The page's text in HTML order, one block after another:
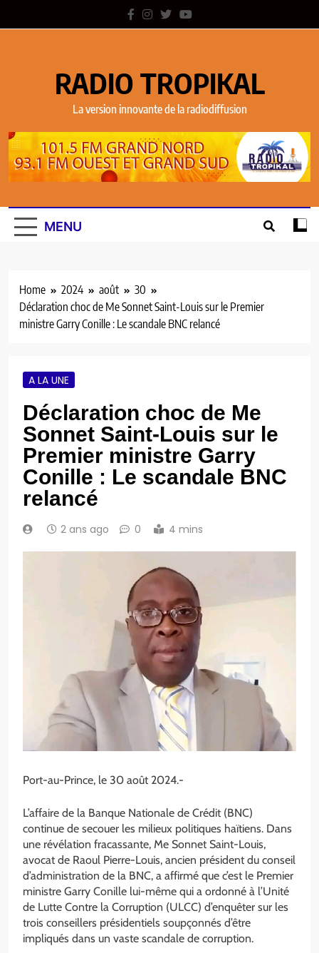
RADIO TROPIKAL
La version innovante de la radiodiffusion
MENU
Home 2024 août
30
Déclaration choc de Me Sonnet Saint-Louis sur le Premier
ministre Garry Conille : Le scandale BNC relancé
A LA UNE
Déclaration choc de Me
Sonnet Saint-Louis sur le
Premier ministre Garry
Conille : Le scandale BNC
relancé
2 ans ago 0 4 mins
Port-au-Prince, le 30 août 2024.-
L’affaire de la Banque Nationale de Crédit (BNC)
continue de secouer les milieux politiques haïtiens. Dans
une révélation fracassante, Me Sonnet Saint-Louis,
avocat de Raoul Pierre-Louis, ancien président du conseil
d’administration de la BNC, a affirmé que c’est le Premier
ministre Garry Conille lui-même qui a ordonné à l’Unité
de Lutte Contre la Corruption (ULCC) d’enquêter sur les
trois conseillers présidentiels soupçonnés d’être
impliqués dans un vaste scandale de corruption.